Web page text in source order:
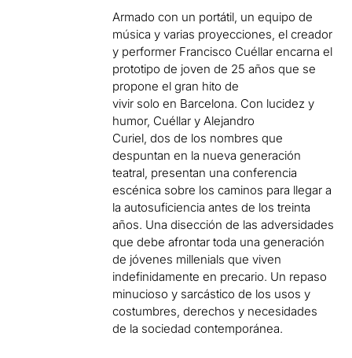
Armado con un portátil, un equipo de
música y varias proyecciones, el creador
y performer Francisco Cuéllar encarna el
prototipo de joven de 25 años que se
propone el gran hito de
vivir solo en Barcelona. Con lucidez y
humor, Cuéllar y Alejandro
Curiel, dos de los nombres que
despuntan en la nueva generación
teatral, presentan una conferencia
escénica sobre los caminos para llegar a
la autosuficiencia antes de los treinta
años. Una disección de las adversidades
que debe afrontar toda una generación
de jóvenes millenials que viven
indefinidamente en precario. Un repaso
minucioso y sarcástico de los usos y
costumbres, derechos y necesidades
de la sociedad contemporánea.